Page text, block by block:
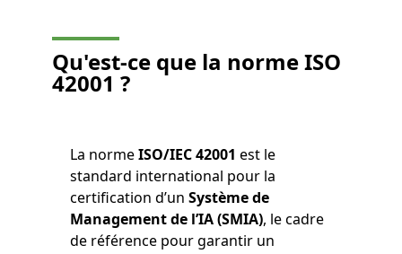
Qu'est-ce que la norme ISO
42001 ?
La normeISO/IEC 42001 est le
standard international pour la
certification d’unSystème de
Management de l’IA (SMIA), le cadre
de référence pour garantir un